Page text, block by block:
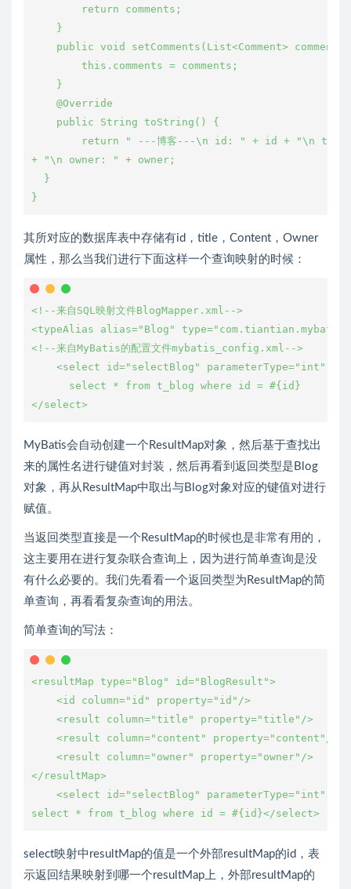
        return comments;
    }
public void setComments(List<Comment>
        this.comments = comments;
    }
    @Override
    public String toString() {
return " ---博客---\n id: " + id + "\n
+ "\n owner: " + owner;
  }
其所对应的数据库表中存储有id，title，Content，Owner
属性，那么当我们进行下面这样一个查询映射的时候：
<!--来自SQL映射文件BlogMapper.xml-->
<typeAlias alias="Blog"
<!--来自MyBatis的配置文件mybatis_config.xml-->
<select id="selectBlog" parameterType="int"
      select * from t_blog where id = #{id}
MyBatis会自动创建一个ResultMap对象，然后基于查找出
来的属性名进行键值对封装，然后再看到返回类型是Blog
对象，再从ResultMap中取出与Blog对象对应的键值对进行
赋值。
当返回类型直接是一个ResultMap的时候也是非常有用的，
这主要用在进行复杂联合查询上，因为进行简单查询是没
有什么必要的。我们先看看一个返回类型为ResultMap的简
单查询，再看看复杂查询的用法。
简单查询的写法：
<resultMap type="Blog" id="BlogResult">
    <id column="id" property="id"/>
    <result column="title" property="title"/>
    <result column="content" property="content"/>
    <result column="owner" property="owner"/>
</resultMap>
<select id="selectBlog" parameterType="int"
select映射中resultMap的值是一个外部resultMap的id，表
示返回结果映射到哪一个resultMap上，外部resultMap的